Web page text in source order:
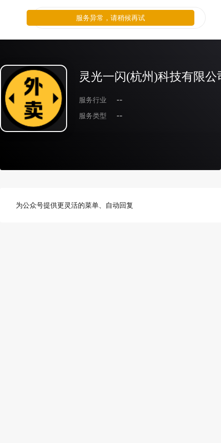
灵光一闪(杭州)科技有限公
服务行业
--
服务类型
--
为公众号提供更灵活的菜单、自动回复
服务异常，请稍候再试